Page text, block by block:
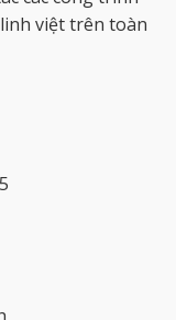
việt trên toàn